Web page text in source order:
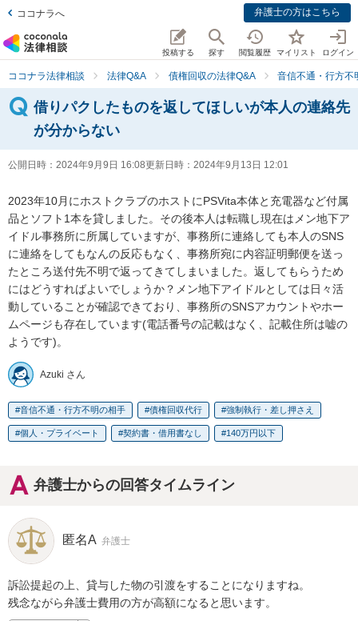
ココナラへ 弁護士の方はこちら
投稿する 探す 閲覧履歴 マイリスト ログイン
ココナラ法律相談 法律Q&A 債権回収の法律Q&A 音信不通・行方不
借りパクしたものを返してほしいが本人の連絡先
が分からない
公開日時： 2024年9月9日 16:08更新日時： 2024年9月13日 12:01
2023年10月にホストクラブのホストにPSVita本体と充電器など付属
品とソフト1本を貸しました。その後本人は転職し現在はメン地下ア
イドル事務所に所属していますが、事務所に連絡しても本人のSNS
に連絡をしてもなんの反応もなく、事務所宛に内容証明郵便を送っ
たところ送付先不明で返ってきてしまいました。返してもらうため
にはどうすればよいでしょうか？メン地下アイドルとしては日々活
動していることが確認できており、事務所のSNSアカウントやホー
ムページも存在しています(電話番号の記載はなく、記載住所は嘘の
ようです)。
Azuki さん
音信不通・行方不明の相手 債権回収代行 強制執行・差し押さえ
個人・プライベート 契約書・借用書なし 140万円以下
弁護士からの回答タイムライン
匿名A 弁護士
訴訟提起の上、貸与した物の引渡をすることになりますね。
残念ながら弁護士費用の方が高額になると思います。